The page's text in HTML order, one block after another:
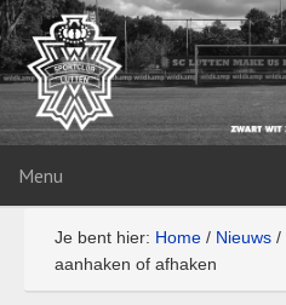
Menu
Je bent hier: Home / Nieuws /
aanhaken of afhaken